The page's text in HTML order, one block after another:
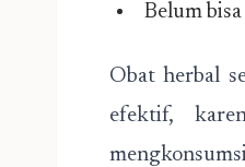
Belum
Obat herbal
efektif,